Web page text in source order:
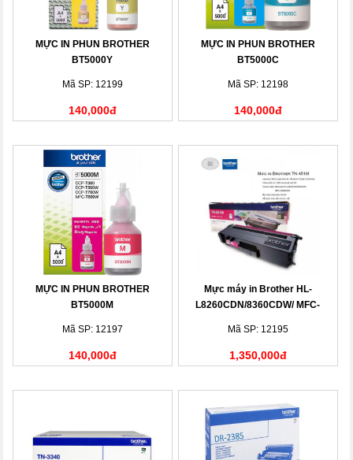
MỰC IN PHUN BROTHER
BT5000Y
Mã SP: 12199
140,000đ
MỰC IN PHUN BROTHER
BT5000C
Mã SP: 12198
140,000đ
MỰC IN PHUN BROTHER
BT5000M
Mã SP: 12197
140,000đ
Mực máy in Brother HL-
L8260CDN/8360CDW/ MFC-
Mã SP: 12195
1,350,000đ